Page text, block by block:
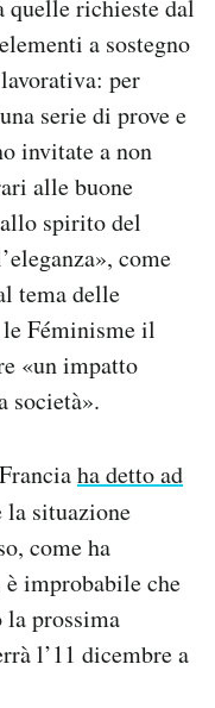
quelle richieste dal
a sostegno
per
serie di prove e
invitate a non
alle buone
spirito del
come
tema delle
Féminisme il
«un impatto
società».
ha detto ad
la situazione
come ha
improbabile che
la prossima
l’11 dicembre a